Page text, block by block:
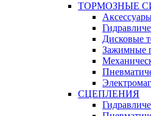
ТОРМОЗНЫЕ
Дисковые
Зажимные
СЦЕПЛЕНИЯ